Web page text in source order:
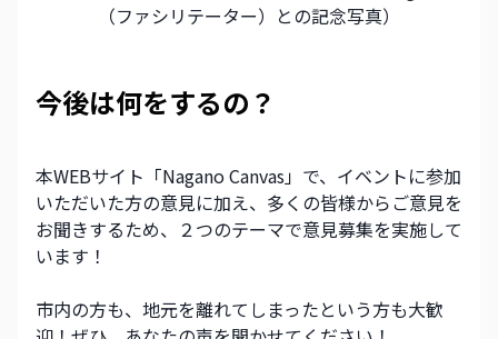
（ファシリテーター）との記念写真）
今後は何をするの？
本WEBサイト「Nagano Canvas」で、イベントに参加
いただいた方の意見に加え、多くの皆様からご意見を
お聞きするため、２つのテーマで意見募集を実施して
います！
市内の方も、地元を離れてしまったという方も大歓